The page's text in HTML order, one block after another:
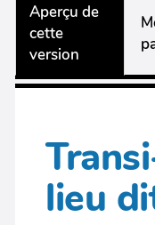
Aperçu de
cette
version
lieu